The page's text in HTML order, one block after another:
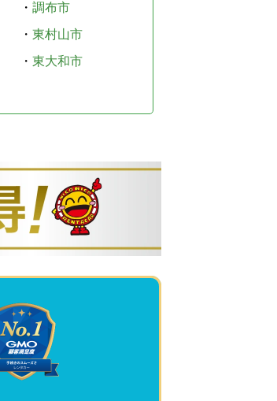
・ 調布市
・ 東村山市
・ 東大和市